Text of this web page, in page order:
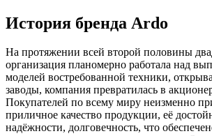
История бренда Ardo
На протяжении всей второй половины
организация планомерно работала над
моделей востребованной техники,
заводы, компания превратилась в
Покупателей по всему миру неизменно
приличное качество продукции, её
надёжности, долговечность, что